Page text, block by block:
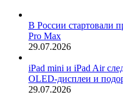
В России стартовали
Pro Max
29.07.2026
iPad mini и iPad Air
OLED-дисплеи и
29.07.2026